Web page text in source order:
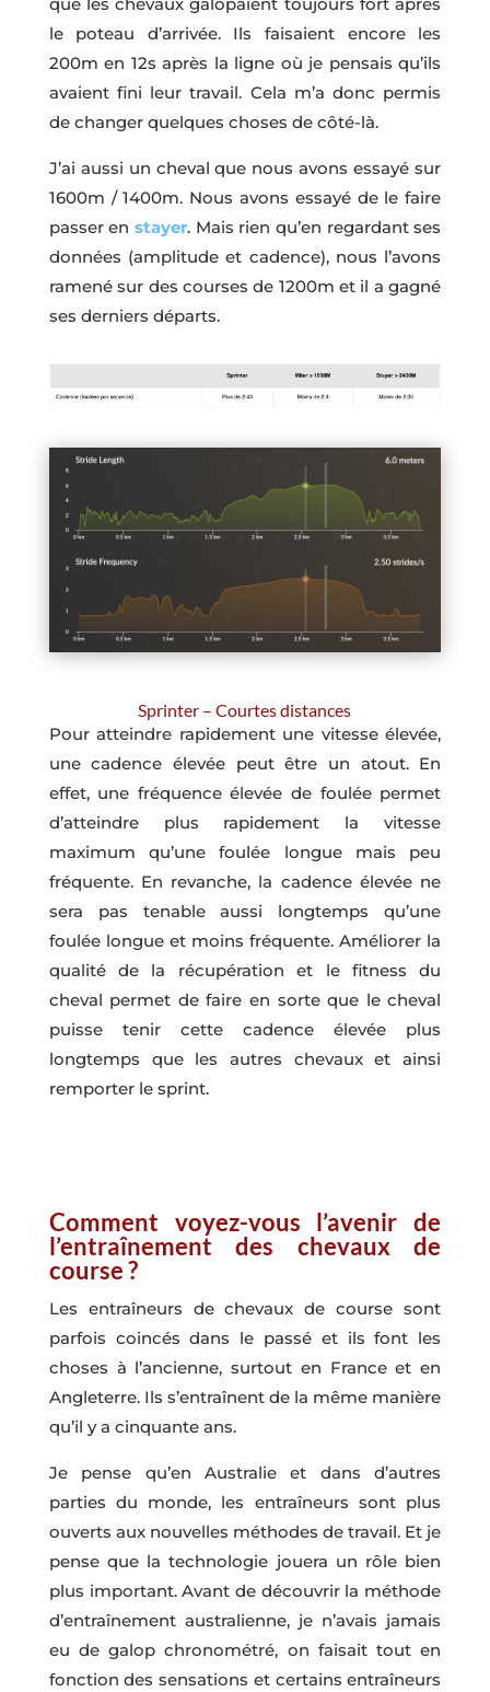
le poteau d’arrivée. Ils faisaient encore les
200m en 12s après la ligne où je pensais qu’ils
avaient fini leur travail. Cela m’a donc permis
de changer quelques choses de côté-là.
J’ai aussi un cheval que nous avons essayé sur
1600m / 1400m. Nous avons essayé de le faire
passer enstayer. Mais rien qu’en regardant ses
données (amplitude et cadence), nous l’avons
ramené sur des courses de 1200m et il a gagné
ses derniers départs.
Sprinter – Courtes distances
Pour atteindre rapidement une vitesse élevée,
une cadence élevée peut être un atout. En
effet, une fréquence élevée de foulée permet
d’atteindre plus rapidement la vitesse
maximum qu’une foulée longue mais peu
fréquente. En revanche, la cadence élevée ne
sera pas tenable aussi longtemps qu’une
foulée longue et moins fréquente. Améliorer la
qualité de la récupération et le fitness du
cheval permet de faire en sorte que le cheval
puisse tenir cette cadence élevée plus
longtemps que les autres chevaux et ainsi
remporter le sprint.
Comment voyez-vous l’avenir de
l’entraînement des chevaux de
course ?
Les entraîneurs de chevaux de course sont
parfois coincés dans le passé et ils font les
choses à l’ancienne, surtout en France et en
Angleterre. Ils s’entraînent de la même manière
qu’il y a cinquante ans.
Je pense qu’en Australie et dans d’autres
parties du monde, les entraîneurs sont plus
ouverts aux nouvelles méthodes de travail. Et je
pense que la technologie jouera un rôle bien
plus important. Avant de découvrir la méthode
d’entraînement australienne, je n’avais jamais
eu de galop chronométré, on faisait tout en
fonction des sensations et certains entraîneurs